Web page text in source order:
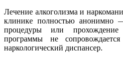
Лечение алкоголизма и
клинике полностью анонимно
процедуры или прохождение
программы не
наркологический диспансер.